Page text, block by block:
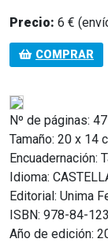
Precio: 6 €
COMPRAR
Nº de páginas: 47
Tamaño: 20 x 14
Encuadernación:
Idioma:
Editorial: Unima
ISBN: 978-84-
Año de edición: